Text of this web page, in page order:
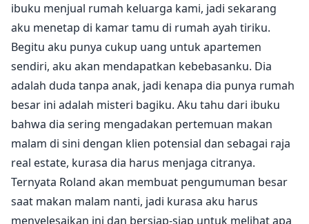
ibuku menjual rumah keluarga kami, jadi sekarang
aku menetap di kamar tamu di rumah ayah tiriku.
Begitu aku punya cukup uang untuk apartemen
sendiri, aku akan mendapatkan kebebasanku. Dia
adalah duda tanpa anak, jadi kenapa dia punya rumah
besar ini adalah misteri bagiku. Aku tahu dari ibuku
bahwa dia sering mengadakan pertemuan makan
malam di sini dengan klien potensial dan sebagai raja
real estate, kurasa dia harus menjaga citranya.
Ternyata Roland akan membuat pengumuman besar
saat makan malam nanti, jadi kurasa aku harus
menyelesaikan ini dan bersiap-siap untuk melihat apa